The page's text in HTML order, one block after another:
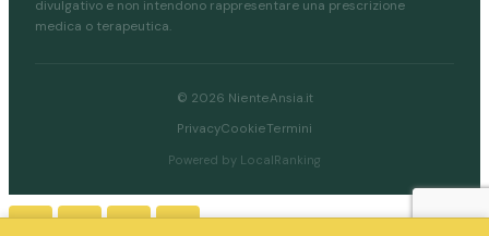
divulgativo e non intendono rappresentare una prescrizione
medica o terapeutica.
© 2026 NienteAnsia.it
PrivacyCookieTermini
Powered by LocalRanking